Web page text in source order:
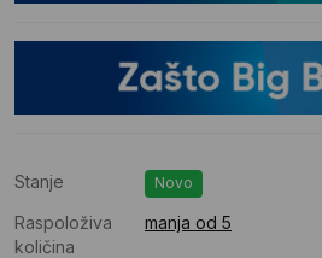
Stanje Novo
Raspoloživa
količina
manja od 5